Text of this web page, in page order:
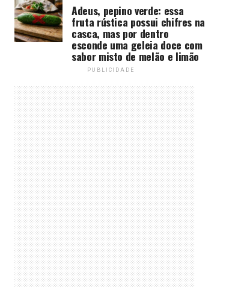
Adeus, pepino verde: essa
fruta rústica possui chifres na
casca, mas por dentro
esconde uma geleia doce com
sabor misto de melão e limão
PUBLICIDADE